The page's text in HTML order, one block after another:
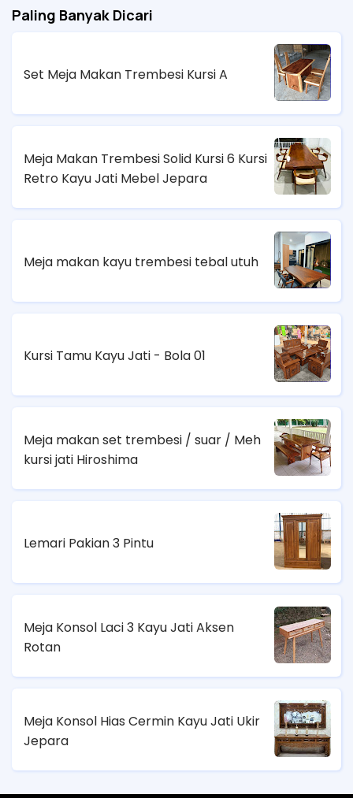
Paling Banyak Dicari
Set Meja Makan Trembesi Kursi A
Meja Makan Trembesi Solid Kursi 6 Kursi
Retro Kayu Jati Mebel Jepara
Meja makan kayu trembesi tebal utuh
Kursi Tamu Kayu Jati - Bola 01
Meja makan set trembesi / suar / Meh
kursi jati Hiroshima
Lemari Pakian 3 Pintu
Meja Konsol Laci 3 Kayu Jati Aksen
Rotan
Meja Konsol Hias Cermin Kayu Jati Ukir
Jepara